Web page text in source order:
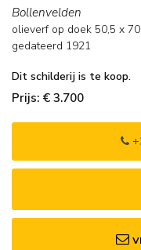
Bollenvelden
olieverf op doek 50,5 x
gedateerd 1921
Dit schilderij is te koop.
Prijs: € 3.700